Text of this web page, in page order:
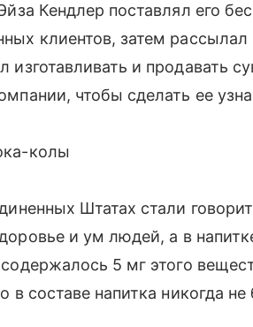
Кендлер поставлял его
клиентов, затем
изготавливать и продавать
чтобы сделать ее
колы
Штатах стали
и ум людей, а в
5 мг этого
в составе напитка никогда